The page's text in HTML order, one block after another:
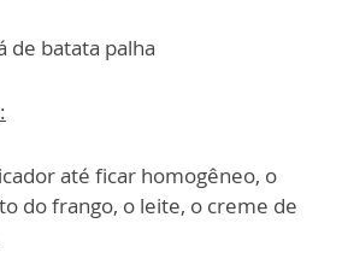
de batata palha
até ficar homogêneo, o
do frango, o leite, o creme de